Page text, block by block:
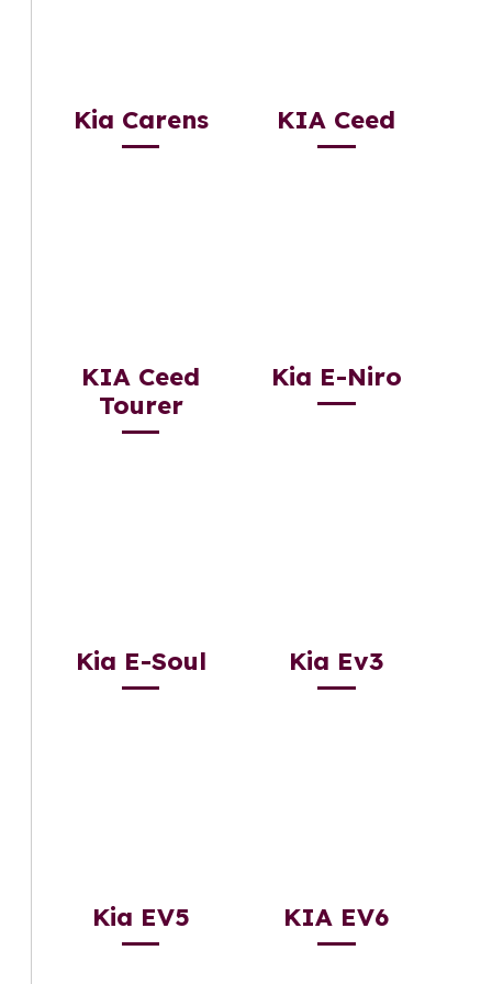
Kia Carens KIA Ceed
KIA Ceed
Tourer
Kia E-Niro
Kia E-Soul Kia Ev3
Kia EV5 KIA EV6